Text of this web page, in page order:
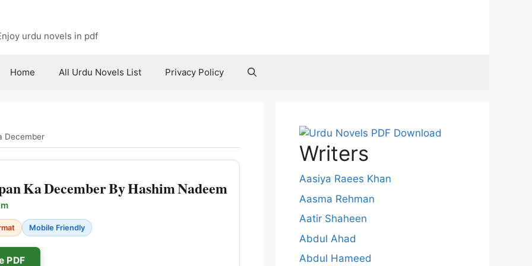
urdu novels in pdf
Home All Urdu Novels List Privacy Policy
December
Ka December By Hashim Nadeem
Mobile Friendly
PDF
Writers
Aasiya Raees Khan
Aasma Rehman
Aatir Shaheen
Abdul Ahad
Abdul Hameed